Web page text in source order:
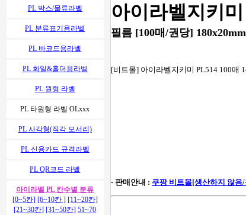
PL 박스/물류라벨
PL 분류표기용라벨
PL 바코드용라벨
PL 화일&홀더용라벨
PL 원형 라벨
PL 타원형 라벨 OLxxx
PL 사각형(직각 모서리)
PL 신용카드 규격라벨
PL QR코드 라벨
아이라벨 PL 칸수별 분류
[0~5칸] [6~10칸 ] [11~20칸]
[21~30칸] [31~50칸] 51~70
아이라벨지키
필름 [100매/권당]
[비트몰] 아이라벨지키미 PL514 100매
- 판매안내 : 쿠팡 비트몰[생산하지 않음